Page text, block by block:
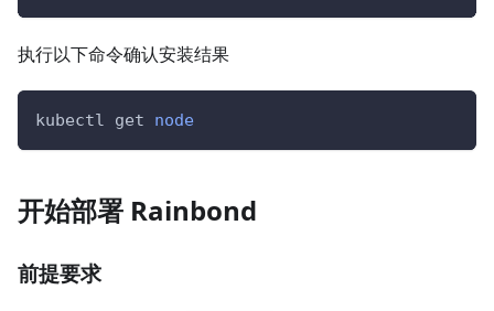
执行以下命令确认安装结果
kubectl get node
开始部署 Rainbond
前提要求